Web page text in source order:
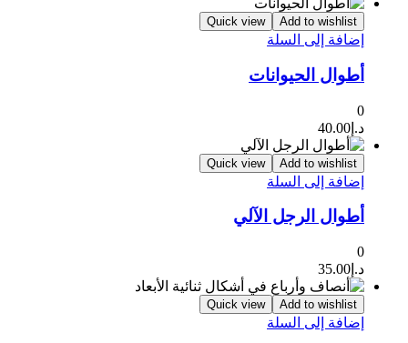
Add to wishlist
Quick view
إضافة إلى السلة
أطوال الحيوانات
0
د.إ 40.00
Add to wishlist
Quick view
إضافة إلى السلة
أطوال الرجل الآلي
0
د.إ 35.00
Add to wishlist
Quick view
إضافة إلى السلة